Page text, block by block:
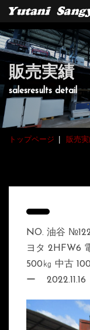
販売実績
salesresults detail
トップページ 販売
NO. 油谷
ヨタ 2HFW6
500㎏ 中古
ー
2022.11.16